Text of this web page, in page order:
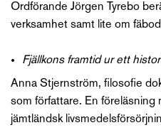
Ordförande Jörgen Tyrebo
verksamhet samt lite om
Fjällkons framtid ur ett
Anna Stjernström, filosofie
som författare. En föreläsning
jämtländsk